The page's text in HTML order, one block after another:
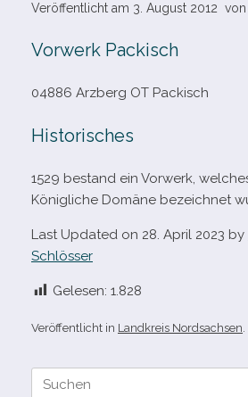
Veröffentlicht am 3. August 2012 von
Vorwerk Packisch
04886 Arzberg OT Packisch
Historisches
1529 bestand ein Vorwerk,
Königliche Domäne bezeich­net
Last Updated on 28. April 2023 by
Schlösser
Gelesen: 1.828
Veröffentlicht in Landkreis Nordsachsen
Suche